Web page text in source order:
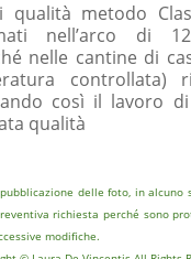
metodo
nell’arco di
nelle cantine di
controllata)
così il lavoro
qualità
pubblicazione delle foto, in
richiesta perché sono
modifiche.